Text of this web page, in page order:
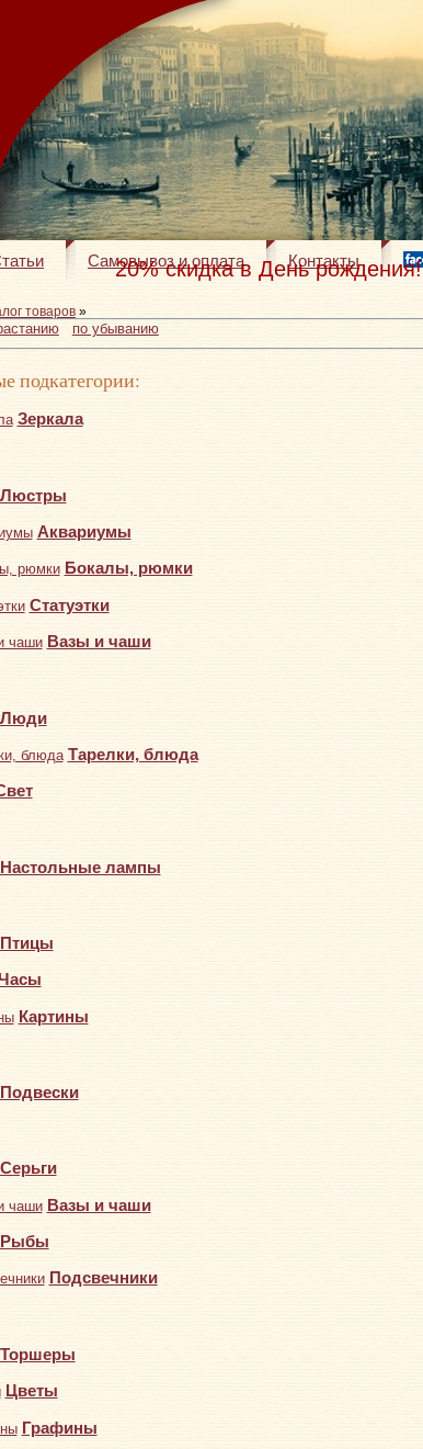
Самовывоз и оплата Контакты
20% скидка в День рождения!
товаров»
по убыванию
подкатегории:
Зеркала
Люстры
Аквариумы
Бокалы, рюмки
Статуэтки
Вазы и чаши
Люди
Тарелки, блюда
Настольные лампы
Птицы
Картины
Подвески
Серьги
Вазы и чаши
Рыбы
Подсвечники
Торшеры
Цветы
Графины